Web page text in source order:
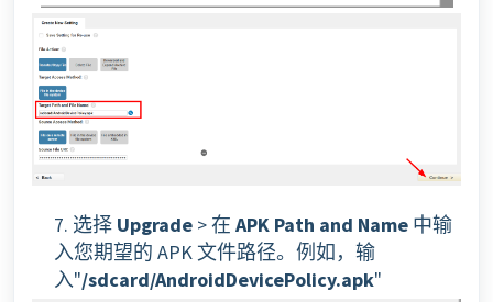
7. 选择 Upgrade > 在 APK Path and Name 中输
入您期望的 APK 文件路径。例如，输
入"/sdcard/AndroidDevicePolicy.apk"